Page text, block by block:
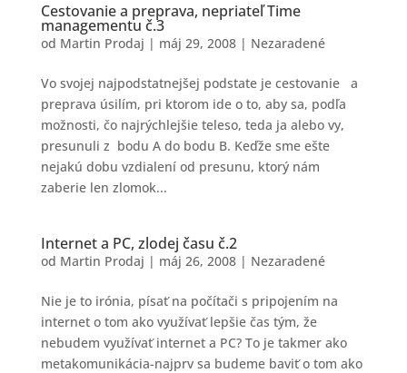
Cestovanie a preprava, nepriateľ Time
managementu č.3
od Martin Prodaj | máj 29, 2008| Nezaradené
Vo svojej najpodstatnejšej podstate je cestovanie a
preprava úsilím, pri ktorom ide o to, aby sa, podľa
možnosti, čo najrýchlejšie teleso, teda ja alebo vy,
presunuli z bodu A do bodu B. Keďže sme ešte
nejakú dobu vzdialení od presunu, ktorý nám
zaberie len zlomok...
Internet a PC, zlodej času č.2
od Martin Prodaj | máj 26, 2008| Nezaradené
Nie je to irónia, písať na počítači s pripojením na
internet o tom ako využívať lepšie čas tým, že
nebudem využívať internet a PC? To je takmer ako
metakomunikácia-najprv sa budeme baviť o tom ako